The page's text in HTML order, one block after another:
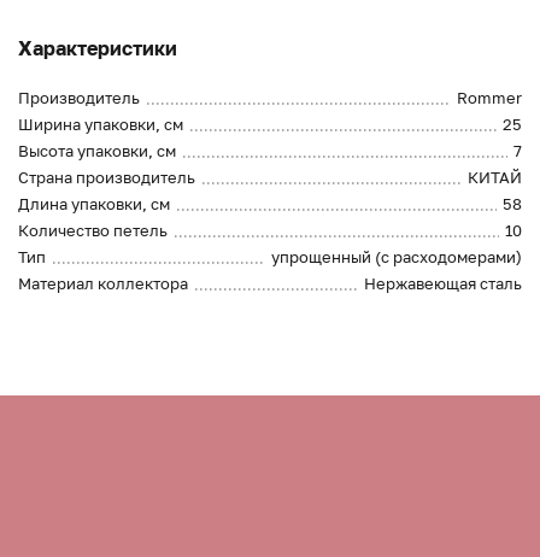
Характеристики
Производитель
Rommer
Ширина упаковки, см
25
Высота упаковки, см
7
Страна производитель
КИТАЙ
Длина упаковки, см
58
Количество петель
10
Тип
упрощенный (с расходомерами)
Материал коллектора
Нержавеющая сталь